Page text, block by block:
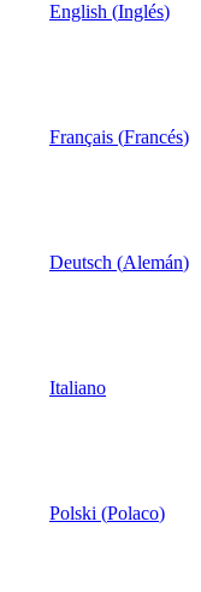
English (Inglés)
Français (Francés)
Deutsch (Alemán)
Italiano
Polski (Polaco)